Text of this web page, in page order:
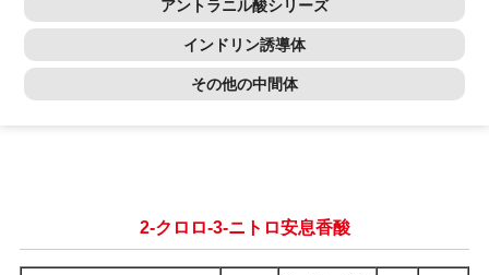
アントラニル酸シリーズ
インドリン誘導体
その他の中間体
2-クロロ-3-ニトロ安息香酸